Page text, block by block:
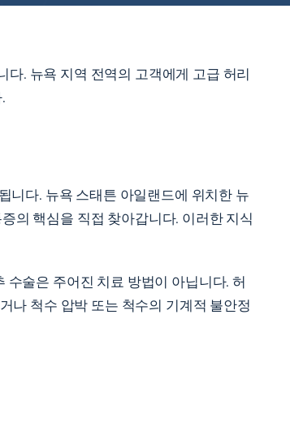
. 뉴욕 지역 전역의 고객에게 고급 허리
니다. 뉴욕 스태튼 아일랜드에 위치한 뉴
의 핵심을 직접 찾아갑니다. 이러한 지식
술은 주어진 치료 방법이 아닙니다. 허
나 척수 압박 또는 척수의 기계적 불안정